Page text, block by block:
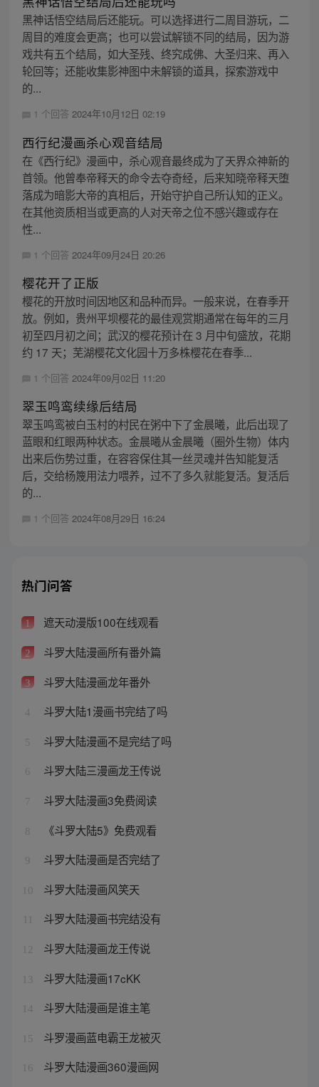
黑神话悟空结局后还能玩。可以选择进行二周目游玩，二
周目的难度会更高；也可以尝试解锁不同的结局，因为游
戏共有五个结局，如大圣残、终究成佛、大圣归来、再入
轮回等；还能收集影神图中未解锁的道具，探索游戏中
的...
1 个回答 2024年10月12日 02:19
西行纪漫画杀心观音结局
在《西行纪》漫画中，杀心观音最终成为了天界众神新的
首领。他曾奉帝释天的命令去夺奇经，后来知晓帝释天堕
落成为暗影大帝的真相后，开始守护自己所认知的正义。
在其他资质相当或更高的人对天帝之位不感兴趣或存在
性...
1 个回答 2024年09月24日 20:26
樱花开了正版
樱花的开放时间因地区和品种而异。一般来说，在春季开
放。例如，贵州平坝樱花的最佳观赏期通常在每年的三月
初至四月初之间；武汉的樱花预计在 3 月中旬盛放，花期
约 17 天；芜湖樱花文化园十万多株樱花在春季...
1 个回答 2024年09月02日 11:20
翠玉鸣鸾续缘后结局
翠玉鸣鸾被白玉村的村民在粥中下了金晨曦，此后出现了
蓝眼和红眼两种状态。金晨曦从金晨曦（圈外生物）体内
出来后伤势过重，在容容保住其一丝灵魂并告知能复活
后，交给杨篾用法力喂养，过不了多久就能复活。复活后
的...
1 个回答 2024年08月29日 16:24
热门问答
1 遮天动漫版100在线观看
2 斗罗大陆漫画所有番外篇
3 斗罗大陆漫画龙年番外
4 斗罗大陆1漫画书完结了吗
5 斗罗大陆漫画不是完结了吗
6 斗罗大陆三漫画龙王传说
7 斗罗大陆漫画3免费阅读
8 《斗罗大陆5》免费观看
9 斗罗大陆漫画是否完结了
10 斗罗大陆漫画风笑天
斗罗大陆漫画书完结没有
12 斗罗大陆漫画龙王传说
13 斗罗大陆漫画17cKK
14 斗罗大陆漫画是谁主笔
15 斗罗漫画蓝电霸王龙被灭
16 斗罗大陆漫画360漫画网